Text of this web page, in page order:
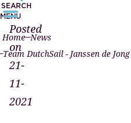
SEARCH
MENU
Home News
Team DutchSail - Janssen de
Posted
on
21-
11-
2021